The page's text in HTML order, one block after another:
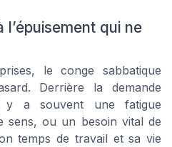
qui ne
le conge sabbatique
Derrière la demande
a souvent une fatigue
sens, ou un besoin vital de
temps de travail et sa vie